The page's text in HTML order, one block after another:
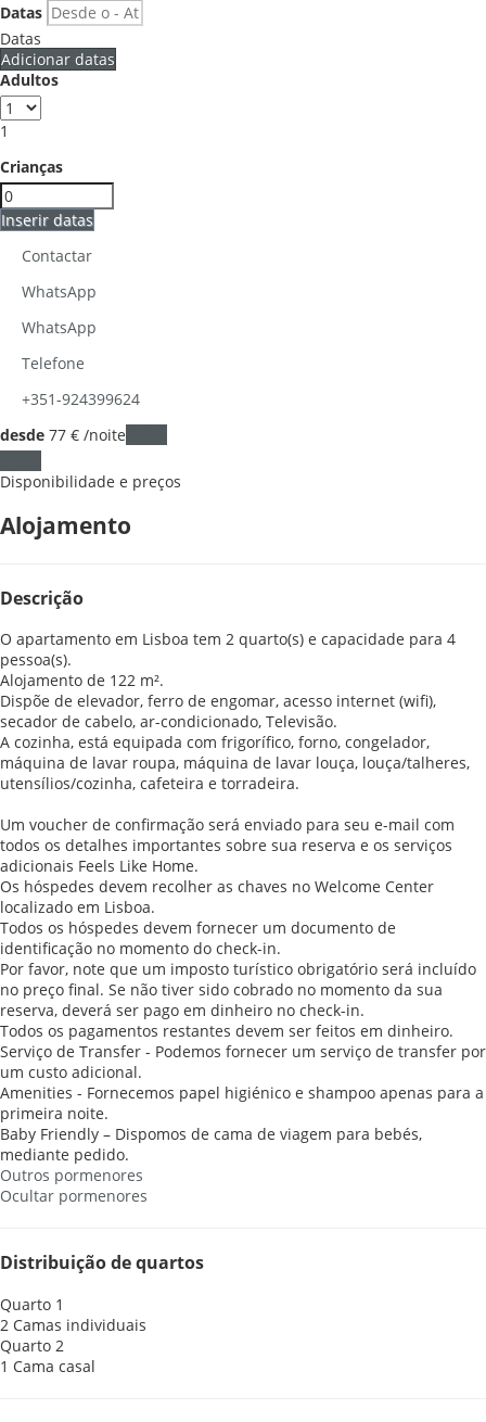
Datas
Datas
Adicionar datas
Adultos
1
Crianças
Inserir datas
Contactar
WhatsApp
WhatsApp
Telefone
+351-924399624
desde 77 € /noite
Disponibilidade e preços
Alojamento
Descrição
O apartamento em Lisboa tem 2 quarto(s) e capacidade para 4
pessoa(s).
Alojamento de 122 m².
Dispõe de elevador, ferro de engomar, acesso internet (wifi),
secador de cabelo, ar-condicionado, Televisão.
A cozinha, está equipada com frigorífico, forno, congelador,
máquina de lavar roupa, máquina de lavar louça, louça/talheres,
utensílios/cozinha, cafeteira e torradeira.
Um voucher de confirmação será enviado para seu e-mail com
todos os detalhes importantes sobre sua reserva e os serviços
adicionais Feels Like Home.
Os hóspedes devem recolher as chaves no Welcome Center
localizado em Lisboa.
Todos os hóspedes devem fornecer um documento de
identificação no momento do check-in.
Por favor, note que um imposto turístico obrigatório será incluído
no preço final. Se não tiver sido cobrado no momento da sua
reserva, deverá ser pago em dinheiro no check-in.
Todos os pagamentos restantes devem ser feitos em dinheiro.
Serviço de Transfer - Podemos fornecer um serviço de transfer por
um custo adicional.
Amenities - Fornecemos papel higiénico e shampoo apenas para a
primeira noite.
Baby Friendly – Dispomos de cama de viagem para bebés,
mediante pedido.
Outros pormenores
Ocultar pormenores
Distribuição de quartos
Quarto 1
2 Camas individuais
Quarto 2
1 Cama casal